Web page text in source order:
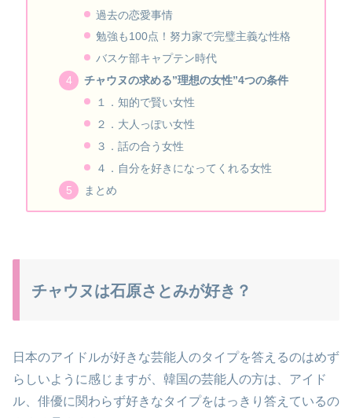
過去の恋愛事情
勉強も100点！努力家で完璧主義な性格
バスケ部キャプテン時代
チャウヌの求める”理想の女性”4つの条件
１．知的で賢い女性
２．大人っぽい女性
３．話の合う女性
４．自分を好きになってくれる女性
まとめ
チャウヌは石原さとみが好き？
日本のアイドルが好きな芸能人のタイプを答えるのはめず
らしいように感じますが、韓国の芸能人の方は、アイド
ル、俳優に関わらず好きなタイプをはっきり答えているの